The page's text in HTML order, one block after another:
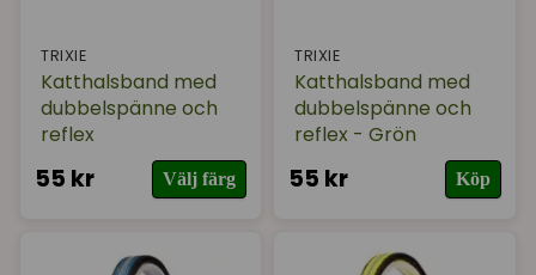
TRIXIE
Katthalsband med
dubbelspänne och
reflex
55 kr Välj färg
TRIXIE
Katthalsband med
dubbelspänne och
reflex - Grön
55 kr Köp